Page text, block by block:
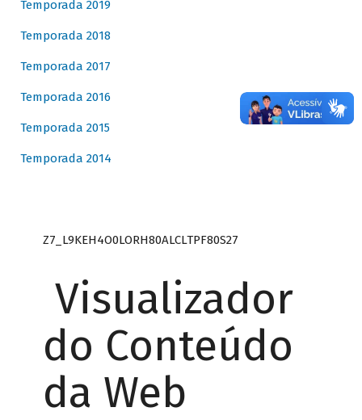
Temporada 2019
Temporada 2018
Temporada 2017
Temporada 2016
Temporada 2015
Temporada 2014
Z7_L9KEH4O0LORH80ALCLTPF80S27
Visualizador
do Conteúdo
da Web